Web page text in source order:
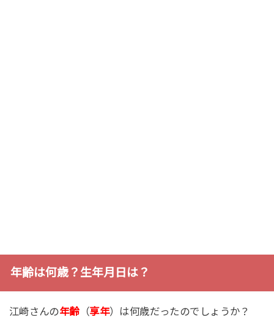
年齢は何歳？生年月日は？
江崎さんの年齢（享年）は何歳だったのでしょうか？